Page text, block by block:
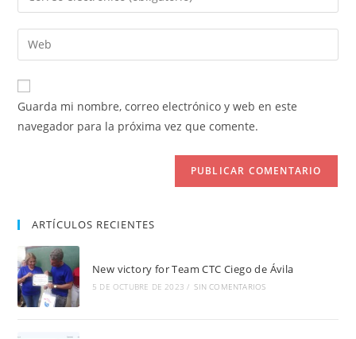
de
usuario
para
comentar
tu
dirección
de
electrónico
para
comentar
Introduce
la
URL
de
Guarda mi nombre, correo electrónico y web en este
navegador para la próxima vez que comente.
ARTÍCULOS RECIENTES
New victory for Team CTC Ciego de Ávila
5 DE OCTUBRE DE 2023 / SIN COMENTARIOS